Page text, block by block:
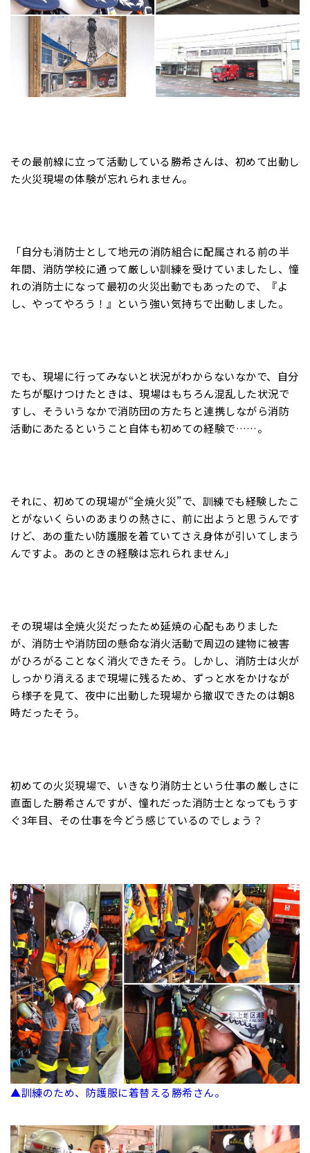
その最前線に立って活動している勝希さんは、初めて出動し
た火災現場の体験が忘れられません。
「自分も消防士として地元の消防組合に配属される前の半
年間、消防学校に通って厳しい訓練を受けていましたし、憧
れの消防士になって最初の火災出動でもあったので、『よ
し、やってやろう！』という強い気持ちで出動しました。
でも、現場に行ってみないと状況がわからないなかで、自分
たちが駆けつけたときは、現場はもちろん混乱した状況で
すし、そういうなかで消防団の方たちと連携しながら消防
活動にあたるということ自体も初めての経験で……。
それに、初めての現場が“全焼火災”で、訓練でも経験したこ
とがないくらいのあまりの熱さに、前に出ようと思うんです
けど、あの重たい防護服を着ていてさえ身体が引いてしまう
んですよ。あのときの経験は忘れられません」
その現場は全焼火災だったため延焼の心配もありました
が、消防士や消防団の懸命な消火活動で周辺の建物に被害
がひろがることなく消火できたそう。しかし、消防士は火が
しっかり消えるまで現場に残るため、ずっと水をかけなが
ら様子を見て、夜中に出動した現場から撤収できたのは朝8
時だったそう。
初めての火災現場で、いきなり消防士という仕事の厳しさに
直面した勝希さんですが、憧れだった消防士となってもうす
ぐ3年目、その仕事を今どう感じているのでしょう？
▲訓練のため、防護服に着替える勝希さん。